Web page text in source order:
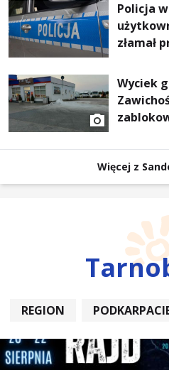
Policja
złamał
Wyciek
Więcej z
REGION